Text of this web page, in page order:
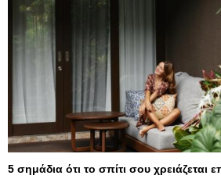
5 σημάδια ότι το σπίτι σου χρειάζεται